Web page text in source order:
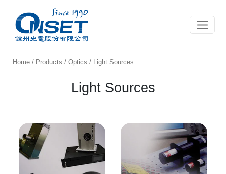
Toggle
Home / Products /Optics / Light Sources
Light Sources